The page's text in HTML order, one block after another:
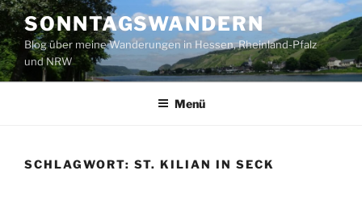
Zum
Inhalt
springen
SONNTAGSWANDERN
Blog über meine Wanderungen in Hessen, Rheinland-Pfalz
und NRW
Menü
SCHLAGWORT: ST. KILIAN IN SECK